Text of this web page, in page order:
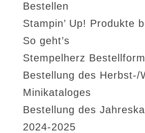
Bestellen
Stampin’ Up! Produkte
So geht’s
Stempelherz
Bestellung des Herbst-/
Minikataloges
Bestellung des
2024-2025